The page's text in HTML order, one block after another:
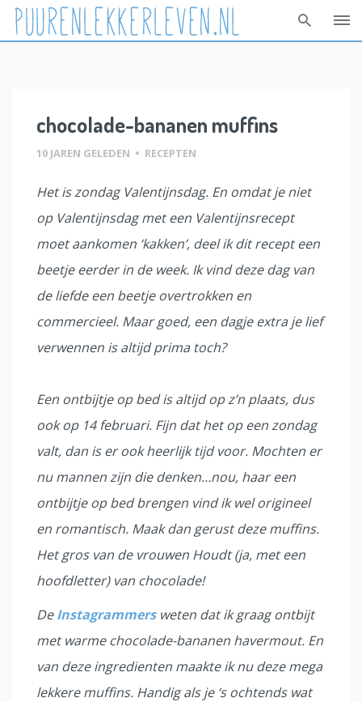
chocolade-bananen muffins
10 JAREN GELEDEN • RECEPTEN
Het is zondag Valentijnsdag. En omdat je niet
op Valentijnsdag met een Valentijnsrecept
moet aankomen ‘kakken’, deel ik dit recept een
beetje eerder in de week. Ik vind deze dag van
de liefde een beetje overtrokken en
commercieel. Maar goed, een dagje extra je lief
verwennen is altijd prima toch?
Een ontbijtje op bed is altijd op z’n plaats, dus
ook op 14 februari. Fijn dat het op een zondag
valt, dan is er ook heerlijk tijd voor. Mochten er
nu mannen zijn die denken…nou, haar een
ontbijtje op bed brengen vind ik wel origineel
en romantisch. Maak dan gerust deze muffins.
Het gros van de vrouwen Houdt (ja, met een
hoofdletter) van chocolade!
DeInstagrammersweten dat ik graag ontbijt
met warme chocolade-bananen havermout. En
van deze ingredienten maakte ik nu deze mega
lekkere muffins. Handig als je ‘s ochtends wat